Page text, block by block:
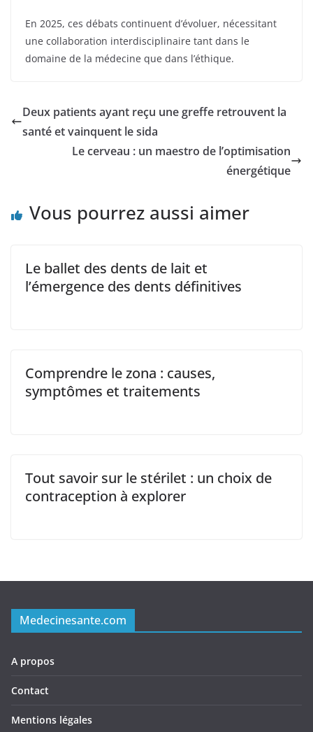
En 2025, ces débats continuent d’évoluer, nécessitant
une collaboration interdisciplinaire tant dans le
domaine de la médecine que dans l’éthique.
Deux patients ayant reçu une greffe retrouvent la
santé et vainquent le sida
Le cerveau : un maestro de l’optimisation
énergétique
Vous pourrez aussi aimer
Le ballet des dents de lait et
l’émergence des dents définitives
Comprendre le zona : causes,
symptômes et traitements
Tout savoir sur le stérilet : un choix de
contraception à explorer
Medecinesante.com
A propos
Contact
Mentions légales